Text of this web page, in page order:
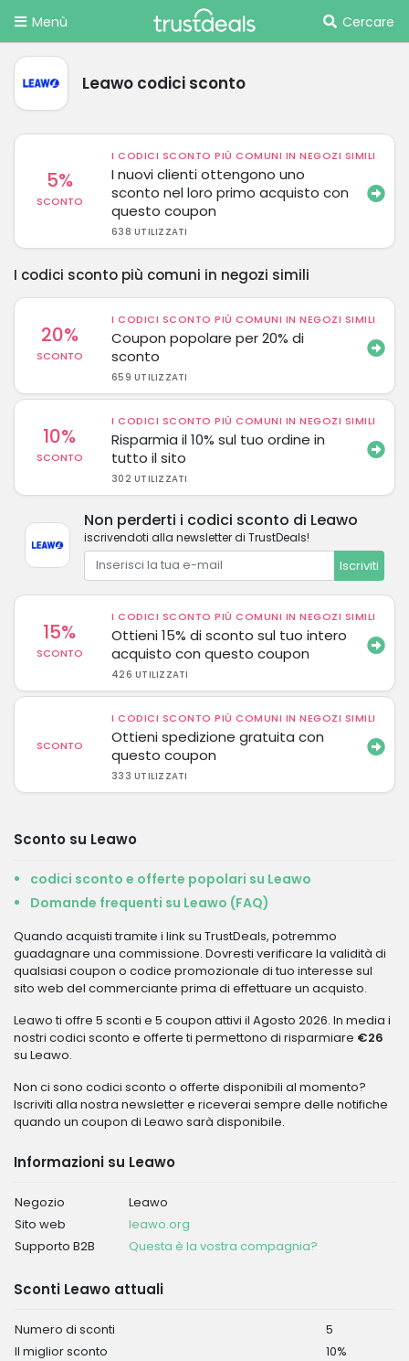
Menù Cercare
Leawo codici sconto
5%
SCONTO
I CODICI SCONTO PIÙ COMUNI IN NEGOZI SIMILI
I nuovi clienti ottengono uno
sconto nel loro primo acquisto con
questo coupon
638 UTILIZZATI
I codici sconto più comuni in negozi simili
20%
SCONTO
I CODICI SCONTO PIÙ COMUNI IN NEGOZI SIMILI
Coupon popolare per 20% di
sconto
659 UTILIZZATI
10%
SCONTO
I CODICI SCONTO PIÙ COMUNI IN NEGOZI SIMILI
Risparmia il 10% sul tuo ordine in
tutto il sito
302 UTILIZZATI
Non perderti i codici sconto di Leawo
iscrivendoti alla newsletter di TrustDeals!
Iscriviti
15%
SCONTO
I CODICI SCONTO PIÙ COMUNI IN NEGOZI SIMILI
Ottieni 15% di sconto sul tuo intero
acquisto con questo coupon
426 UTILIZZATI
SCONTO
I CODICI SCONTO PIÙ COMUNI IN NEGOZI SIMILI
Ottieni spedizione gratuita con
questo coupon
333 UTILIZZATI
Sconto su Leawo
codici sconto e offerte popolari su Leawo
Domande frequenti su Leawo (FAQ)
Quando acquisti tramite i link su TrustDeals, potremmo
guadagnare una commissione. Dovresti verificare la validità di
qualsiasi coupon o codice promozionale di tuo interesse sul
sito web del commerciante prima di effettuare un acquisto.
Leawo ti offre 5 sconti e 5 coupon attivi il Agosto 2026. In media i
nostri codici sconto e offerte ti permettono di risparmiare €26
su Leawo.
Non ci sono codici sconto o offerte disponibili al momento?
Iscriviti alla nostra newsletter e riceverai sempre delle notifiche
quando un coupon di Leawo sarà disponibile.
Informazioni su Leawo
Negozio
Leawo
Sito web
leawo.org
Supporto B2B
Questa è la vostra compagnia?
Sconti Leawo attuali
Numero di sconti
5
Il miglior sconto
10%